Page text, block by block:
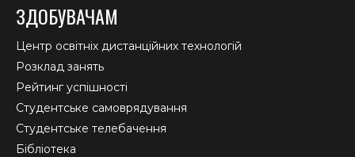
ЗДОБУВАЧАМ
Центр освітніх дистанційних технологій
Розклад занять
Рейтинг успішності
Студентське самоврядування
Студентське телебачення
Бібліотека